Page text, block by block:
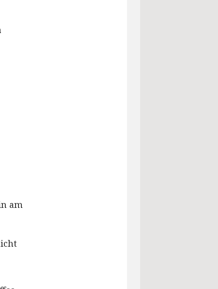
am